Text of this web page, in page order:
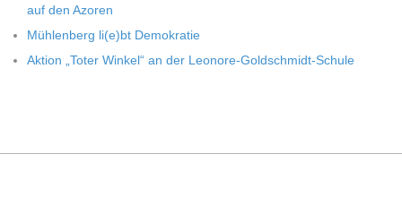
U
L
auf den Azoren
Müh­len­berg li(e)bt Demokratie
Aktion „Toter Win­kel“ an der Leonore-Goldschmidt-Schule